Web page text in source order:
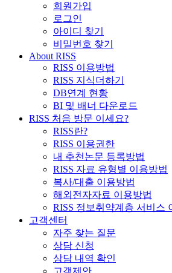
회원가입
로그인
아이디 찾기
비밀번호 찾기
About RISS
RISS 이용방법
RISS 지식더하기
DB연계 현황
BI 및 배너 다운로드
RISS 처음 방문 이세요?
RISS란?
RISS 이용권한
내 추천논문 등록방법
RISS 자료 유형별 이용방법
복사/대출 이용방법
해외전자자료 이용방법
RISS 정보취약계층 서비스
고객센터
자주 찾는 질문
상담 신청
상담 내역 확인